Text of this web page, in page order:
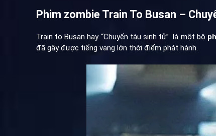
Phim zombie Train To Busan –
Train to Busan hay “Chuyến tàu sinh tử” là một bộ
đã gây được tiếng vang lớn thời điểm phát hành.